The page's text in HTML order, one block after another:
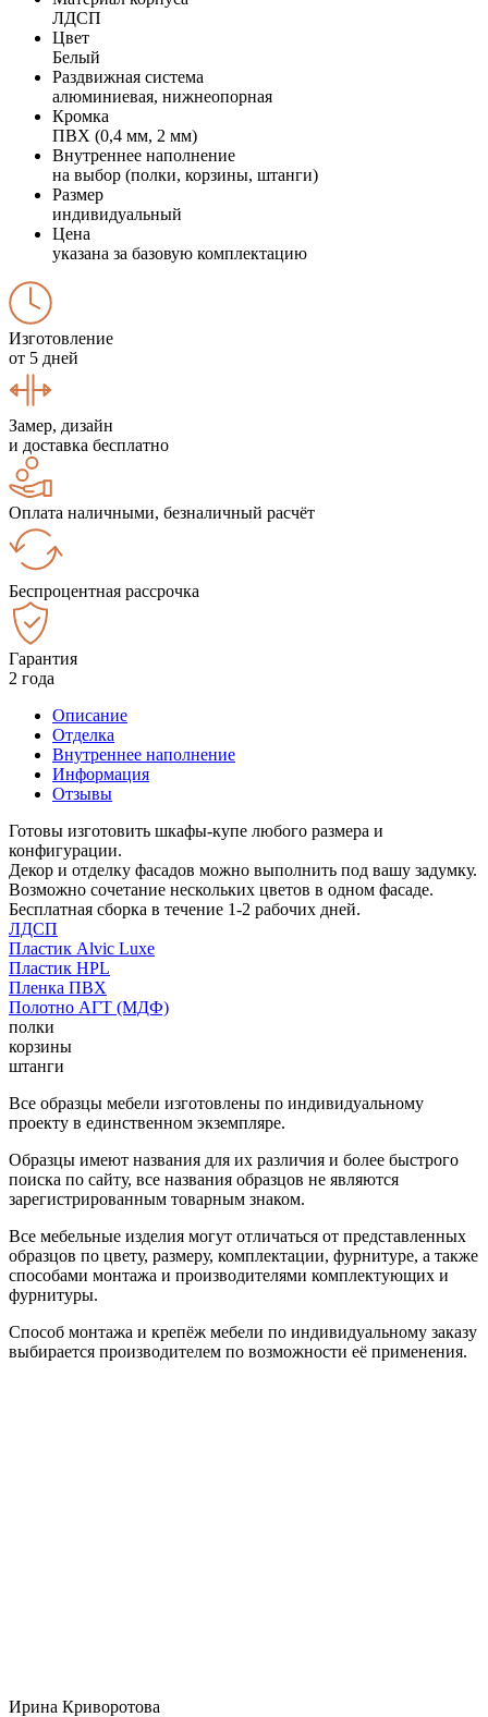
ЛДСП
Цвет
Белый
Раздвижная система
алюминиевая, нижнеопорная
Кромка
ПВХ (0,4 мм, 2 мм)
Внутреннее наполнение
на выбор (полки, корзины, штанги)
Размер
индивидуальный
Цена
указана за базовую комплектацию
Изготовление
от 5 дней
Замер, дизайн
и доставка бесплатно
Оплата наличными, безналичный расчёт
Беспроцентная рассрочка
Гарантия
2 года
Описание
Отделка
Внутреннее наполнение
Информация
Отзывы
Готовы изготовить шкафы-купе любого размера и
конфигурации.
Декор и отделку фасадов можно выполнить под вашу задумку.
Возможно сочетание нескольких цветов в одном фасаде.
Бесплатная сборка в течение 1-2 рабочих дней.
ЛДСП
Пластик Alvic Luxe
Пластик HPL
Пленка ПВХ
Полотно АГТ (МДФ)
полки
корзины
штанги
Все образцы мебели изготовлены по индивидуальному
проекту в единственном экземпляре.
Образцы имеют названия для их различия и более быстрого
поиска по сайту, все названия образцов не являются
зарегистрированным товарным знаком.
Все мебельные изделия могут отличаться от представленных
образцов по цвету, размеру, комплектации, фурнитуре, а также
способами монтажа и производителями комплектующих и
фурнитуры.
Способ монтажа и крепёж мебели по индивидуальному заказу
выбирается производителем по возможности её применения.
Ирина Криворотова